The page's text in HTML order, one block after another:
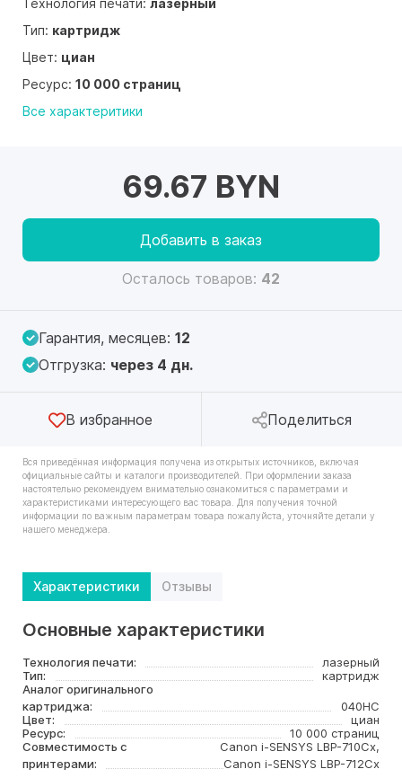
Технология печати: лазерный
Тип: картридж
Цвет: циан
Ресурс: 10 000 страниц
Все характеритики
69.67 BYN
Добавить в заказ
Осталось товаров: 42
Гарантия, месяцев: 12
Отгрузка: через 4 дн.
В избранное Поделиться
Вся приведённая информация получена из открытых источников, включая
официальные сайты и каталоги производителей. При оформлении заказа
настоятельно рекомендуем внимательно ознакомиться с параметрами и
характеристиками интересующего вас товара. Для получения точной
информации по важным параметрам товара пожалуйста, уточняйте детали у
нашего менеджера.
Характеристики Отзывы
Основные характеристики
Технология печати:
лазерный
Тип:
картридж
Аналог оригинального
картриджа:
040HC
Цвет:
циан
Ресурс:
10 000 страниц
Совместимость с
принтерами:
Canon i-SENSYS LBP-710Cx,
Canon i-SENSYS LBP-712Cx